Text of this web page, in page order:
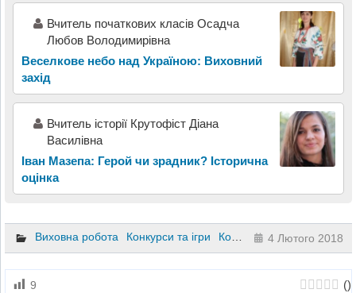
Вчитель початкових класів Осадча
Любов Володимирівна
Веселкове небо над Україною: Виховний
захід
Вчитель історії Крутофіст Діана
Василівна
Іван Мазепа: Герой чи зрадник? Історична
оцінка
Виховна робота Конкурси та ігри Конспекти уроків 4 Лютого 2018
9 ()